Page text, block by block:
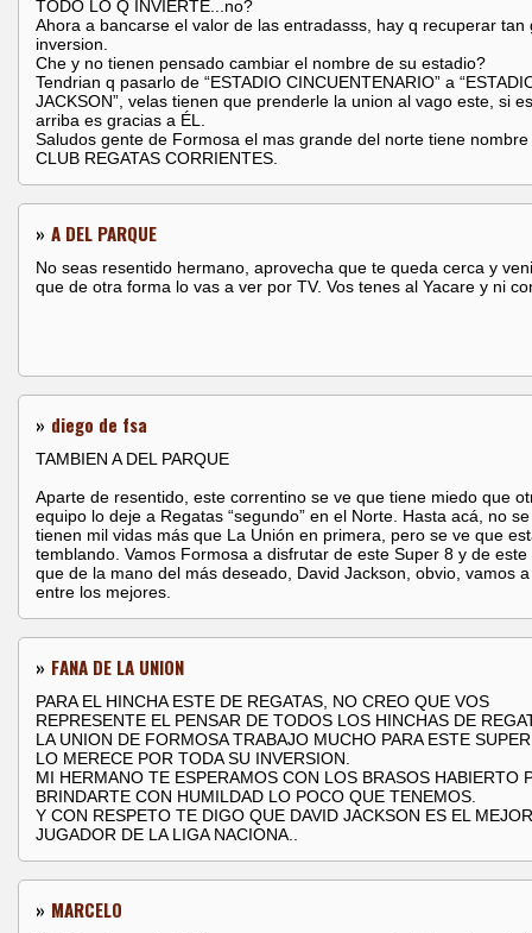
TODO LO Q INVIERTE...no?
Ahora a bancarse el valor de las entradasss, hay q recuperar tan
inversion.
Che y no tienen pensado cambiar el nombre de su estadio?
Tendrian q pasarlo de “ESTADIO CINCUENTENARIO” a
JACKSON”, velas tienen que prenderle la union al vago este, si
arriba es gracias a ÉL.
Saludos gente de Formosa el mas grande del norte tiene nombre
CLUB REGATAS CORRIENTES.
» A DEL PARQUE
No seas resentido hermano, aprovecha que te queda cerca y
que de otra forma lo vas a ver por TV. Vos tenes al Yacare y ni
» diego de fsa
TAMBIEN A DEL PARQUE
Aparte de resentido, este correntino se ve que tiene miedo que
equipo lo deje a Regatas “segundo” en el Norte. Hasta acá, no
tienen mil vidas más que La Unión en primera, pero se ve que
temblando. Vamos Formosa a disfrutar de este Super 8 y de este
que de la mano del más deseado, David Jackson, obvio, vamos
entre los mejores.
» FANA DE LA UNION
PARA EL HINCHA ESTE DE REGATAS, NO CREO QUE VOS
REPRESENTE EL PENSAR DE TODOS LOS HINCHAS DE
LA UNION DE FORMOSA TRABAJO MUCHO PARA ESTE
LO MERECE POR TODA SU INVERSION.
MI HERMANO TE ESPERAMOS CON LOS BRASOS HABIERTO
BRINDARTE CON HUMILDAD LO POCO QUE TENEMOS.
Y CON RESPETO TE DIGO QUE DAVID JACKSON ES EL MEJOR
JUGADOR DE LA LIGA NACIONA..
» MARCELO